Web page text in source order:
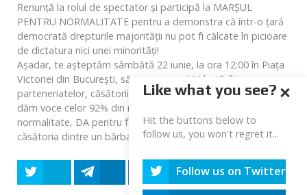
Renunță la rolul de spectator și participă la MARȘUL
PENTRU NORMALITATE pentru a demonstra că într-o țară
democrată drepturile majorității nu pot fi călcate în picioare
de dictatura nici unei minorități!
Așadar, te așteptăm sâmbătă 22 iunie, la ora 12:00 în Piața
Victoriei din București, să spunem un NU hotărât
parteneriatelor, căsătoriilor și adopțiilor homosexuale și să
dăm voce celor 92% din românii care au votat DA pentru
normalitate, DA pentru familia naturală, întemeiată pe
căsătoria dintre un bărbat și o femeie!
Like what you see?
Hit the buttons below to
follow us, you won't regret it...
Follow us on Twitter